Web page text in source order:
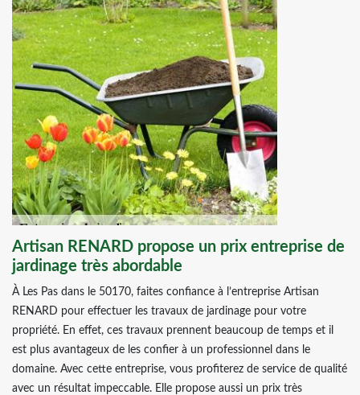
Artisan RENARD propose un prix entreprise de
jardinage très abordable
À Les Pas dans le 50170, faites confiance à l’entreprise Artisan
RENARD pour effectuer les travaux de jardinage pour votre
propriété. En effet, ces travaux prennent beaucoup de temps et il
est plus avantageux de les confier à un professionnel dans le
domaine. Avec cette entreprise, vous profiterez de service de qualité
avec un résultat impeccable. Elle propose aussi un prix très